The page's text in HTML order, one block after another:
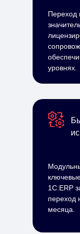
Переход
уровнях.
1С:ERP
переход
месяца.